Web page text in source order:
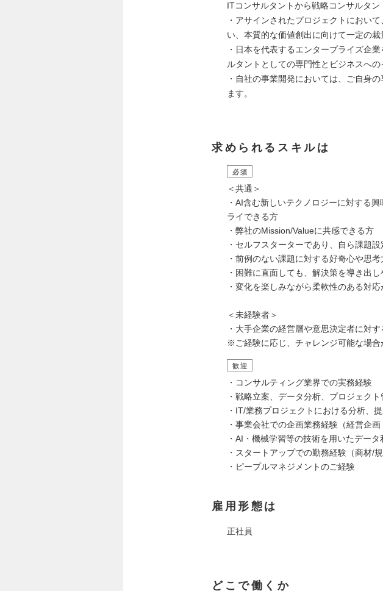
ITコンサルタントから戦略コンサルタン
・アサインされたプロジェクトにおい
い、本質的な価値創出に向けて一定の裁
・日本を代表するエンタープライズ企
ルタントとしての専門性とビジネスへ
・自社の事業開発においては、ご自身
ます。
求められるスキルは
必須
＜共通＞
・AI含む新しいテクノロジーに対する
ライできる方
・弊社のMission/Valueに共感できる方
・セルフスターターであり、自ら課題
・前例のない課題に対する好奇心や思
・困難に直面しても、解決策を導き出
・変化を楽しみながら柔軟性のある対
＜未経験者＞
・大手企業の経営層や意思決定者に対
※ご経験に応じ、チャレンジ可能な場合
歓迎
・コンサルティング業界での実務経験
・戦略立案、データ分析、プロジェク
・IT/業務プロジェクトにおける分析、
・事業会社での企画業務経験（経営企画
・AI・機械学習等の技術を用いたデー
・スタートアップでの勤務経験（商材/規
・ピープルマネジメントのご経験
雇用形態は
正社員
どこで働くか